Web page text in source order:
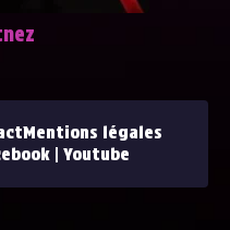
Mentions légales
Youtube